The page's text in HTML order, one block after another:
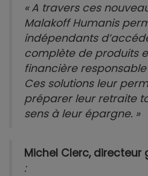
« A travers ces
Malakoff Humanis
indépendants
complète de produits
financière
Ces solutions leur
préparer leur retraite
sens à leur épargne. »
Michel Clerc, directeur
: